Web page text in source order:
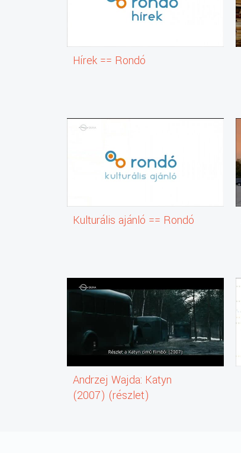
Hírek == Rondó
Kulturális ajánló == Rondó
Andrzej Wajda: Katyn
(2007) (részlet)